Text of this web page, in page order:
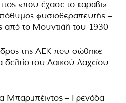
«που έχασε το καράβι»
φυσιοθεραπευτής –
από το Μουντιάλ του 1930
της ΑΕΚ που σώθηκε
δελτίο του Λαϊκού Λαχείου
Μπαρμπέιντος – Γρενάδα